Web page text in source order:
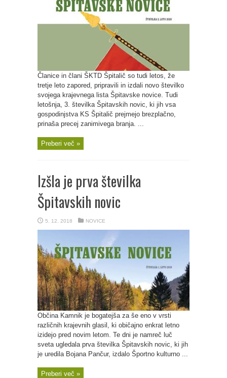
Članice in člani ŠKTD Špitalič so tudi letos, že
tretje leto zapored, pripravili in izdali novo številko
svojega krajevnega lista Špitavske novice. Tudi
letošnja, 3. številka Špitavskih novic, ki jih vsa
gospodinjstva KS Špitalič prejmejo brezplačno,
prinaša precej zanimivega branja. ...
Preberi več »
Izšla je prva številka
Špitavskih novic
5. 12. 2018 NOVICE
Občina Kamnik je bogatejša za še eno v vrsti
različnih krajevnih glasil, ki običajno enkrat letno
izidejo pred novim letom. Te dni je namreč luč
sveta ugledala prva številka Špitavskih novic, ki jih
je uredila Bojana Pančur, izdalo Športno kulturno ...
Preberi več »